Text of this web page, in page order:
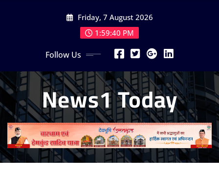
Friday, 7 August 2026
1:59:42 PM
Follow Us
News1 Today